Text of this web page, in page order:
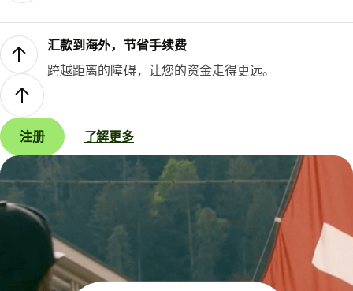
汇款到海外，节省手续费
跨越距离的障碍，让您的资金走得更远。
注册 了解更多